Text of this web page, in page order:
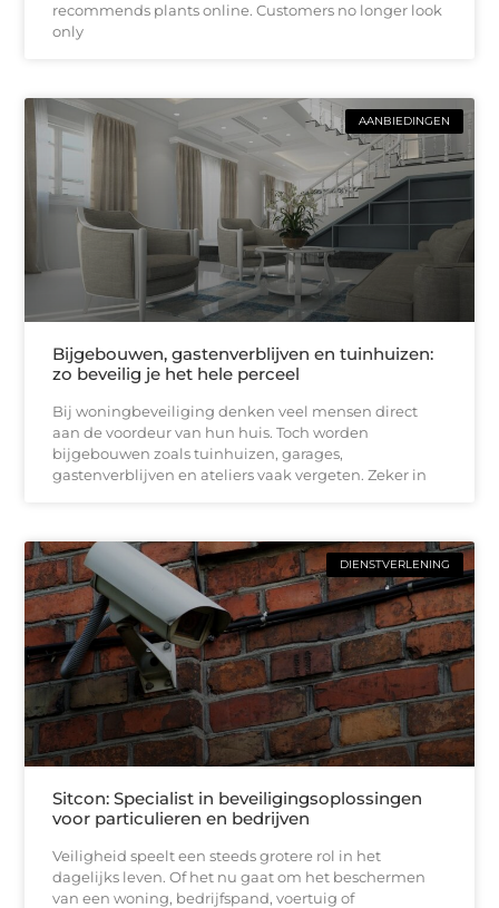
recommends plants online. Customers no longer look
only
AANBIEDINGEN
Bijgebouwen, gastenverblijven en tuinhuizen:
zo beveilig je het hele perceel
Bij woningbeveiliging denken veel mensen direct
aan de voordeur van hun huis. Toch worden
bijgebouwen zoals tuinhuizen, garages,
gastenverblijven en ateliers vaak vergeten. Zeker in
DIENSTVERLENING
Sitcon: Specialist in beveiligingsoplossingen
voor particulieren en bedrijven
Veiligheid speelt een steeds grotere rol in het
dagelijks leven. Of het nu gaat om het beschermen
van een woning, bedrijfspand, voertuig of